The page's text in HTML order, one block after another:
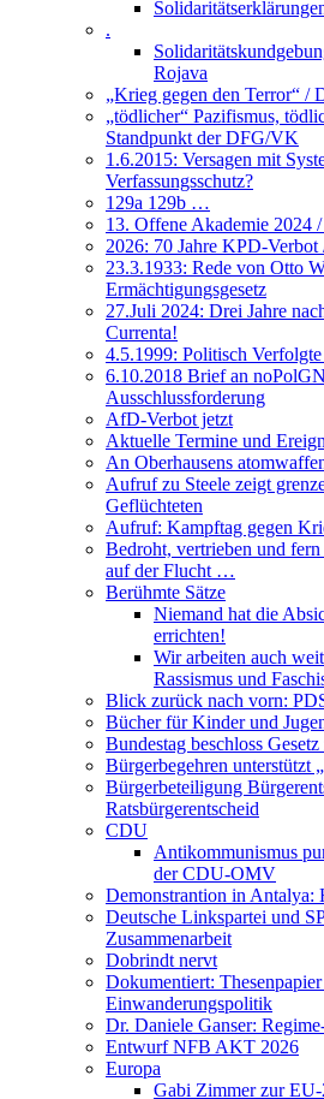
.
Rojava
„Krieg gegen den Terror“ /
„tödlicher“ Pazifismus,
Standpunkt der DFG/VK
1.6.2015: Versagen mit
Verfassungsschutz?
129a 129b …
13. Offene Akademie 2024
2026: 70 Jahre KPD-Verbot
23.3.1933: Rede von Otto
Ermächtigungsgesetz
27.Juli 2024: Drei Jahre
Currenta!
4.5.1999: Politisch
6.10.2018 Brief an
Ausschlussforderung
AfD-Verbot jetzt
Aktuelle Termine und
An Oberhausens
Aufruf zu Steele zeigt
Geflüchteten
Aufruf: Kampftag gegen
Bedroht, vertrieben und
auf der Flucht …
Berühmte Sätze
Niemand hat die
errichten!
Wir arbeiten auch
Rassismus und
Blick zurück nach vorn:
Bücher für Kinder und
Bundestag beschloss
Bürgerbegehren unterstützt
Bürgerbeteiligung
Ratsbürgerentscheid
CDU
Antikommunismus
der CDU-OMV
Demonstrantion in Antalya:
Deutsche Linkspartei und
Zusammenarbeit
Dobrindt nervt
Dokumentiert:
Einwanderungspolitik
Dr. Daniele Ganser:
Entwurf NFB AKT 2026
Europa
Gabi Zimmer zur